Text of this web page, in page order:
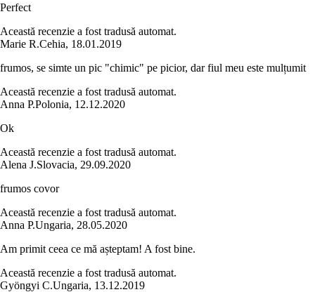
Perfect
Această recenzie a fost tradusă automat.
Marie R.Cehia, 18.01.2019
frumos, se simte un pic "chimic" pe picior, dar fiul meu este mulțumit
Această recenzie a fost tradusă automat.
Anna P.Polonia, 12.12.2020
Ok
Această recenzie a fost tradusă automat.
Alena J.Slovacia, 29.09.2020
frumos covor
Această recenzie a fost tradusă automat.
Anna P.Ungaria, 28.05.2020
Am primit ceea ce mă așteptam! A fost bine.
Această recenzie a fost tradusă automat.
Gyöngyi C.Ungaria, 13.12.2019